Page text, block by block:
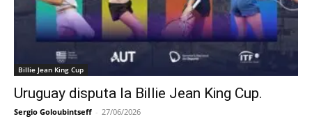
Billie Jean King Cup
Uruguay disputa la Billie Jean King Cup.
Sergio Goloubintseff - 27/06/2026